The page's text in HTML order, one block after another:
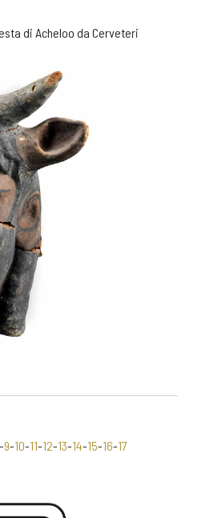
di Acheloo da Cerveteri
-9-10-11-12-13-14-15-16-17